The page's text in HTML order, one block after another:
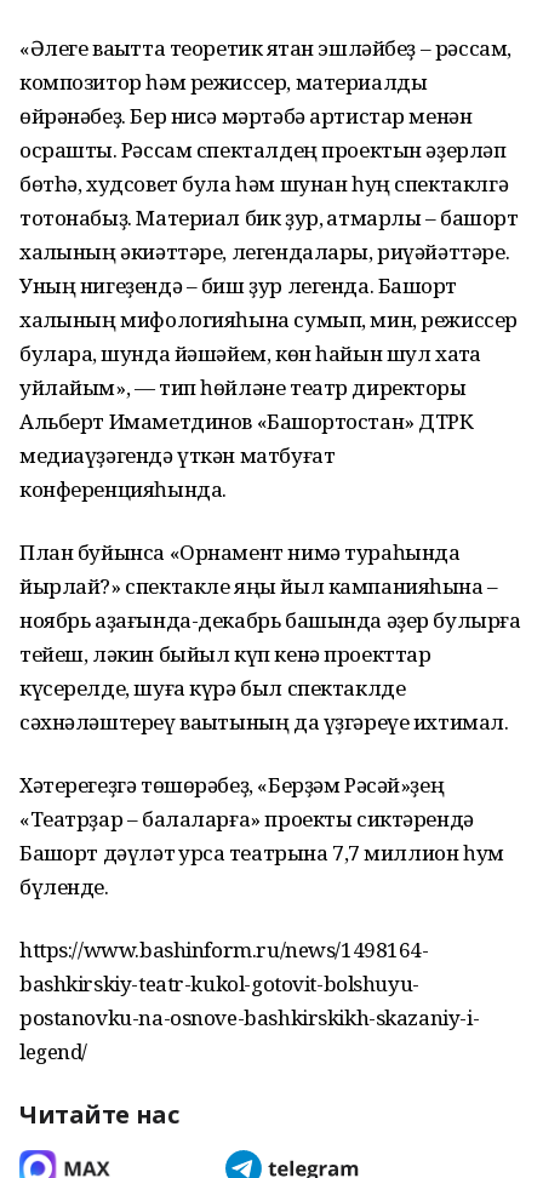
«Әлеге ваҡытта теоретик яҡтан эшләйбеҙ – рәссам,
композитор һәм режиссер, материалды
өйрәнәбеҙ. Бер нисә мәртәбә артистар менән
осраштыҡ. Рәссам спекталдең проектын әҙерләп
бөтһә, худсовет була һәм шунан һуң спектаклгә
тотонабыҙ. Материал бик ҙур, ҡатмарлы – башҡорт
халҡының әкиәттәре, легендалары, риүәйәттәре.
Уның нигеҙендә – биш ҙур легенда. Башҡорт
халҡының мифологияһына сумып, мин, режиссер
булараҡ, шунда йәшәйем, көн һайын шул хаҡта
уйлайым», — тип һөйләне театр директоры
Альберт Имаметдинов «Башҡортостан» ДТРК
медиаүҙәгендә үткән матбуғат
конференцияһында.
План буйынса «Орнамент нимә тураһында
йырлай?» спектакле яңы йыл кампанияһына –
ноябрь аҙағында-декабрь башында әҙер булырға
тейеш, ләкин быйыл күп кенә проекттар
күсерелде, шуға күрә был спектаклде
сәхнәләштереү ваҡытының да үҙгәреүе ихтимал.
Хәтерегеҙгә төшөрәбеҙ, «Берҙәм Рәсәй»ҙең
«Театрҙар – балаларға» проекты сиктәрендә
Башҡорт дәүләт ҡурсаҡ театрына 7,7 миллион һум
бүленде.
https://www.bashinform.ru/news/1498164-
bashkirskiy-teatr-kukol-gotovit-bolshuyu-
postanovku-na-osnove-bashkirskikh-skazaniy-i-
legend/
Читайте нас